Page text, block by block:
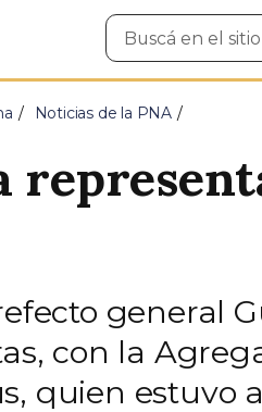
Buscar
en
Noticias de la PNA
general
con la
quien